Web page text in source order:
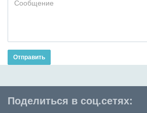
Отправить
Поделиться в соц.сетях: